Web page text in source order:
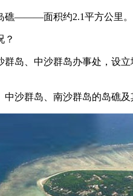
———面积约2.1平方公里。
？
、中沙群岛办事处，设
群岛、南沙群岛的岛礁及